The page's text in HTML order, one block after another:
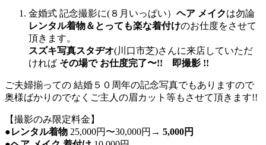
金婚式 記念撮影に(８月いっぱい） ヘア メイクは勿論
レンタル着物＆とっても楽な着付けのお仕度をさせて
頂きます。
スズキ写真スタヂオ(川口市芝)さんに来店していただ
ければ その場で お仕度完了〜!! 即撮影 !!
ご夫婦揃っての 結婚５０周年の記念写真でもありますので
奥様ばかりのでなくご主人の眉カット等もさせて頂きます!!
【撮影のみ限定料金】
●レンタル着物 25,000円〜30,000円→ 5,000円